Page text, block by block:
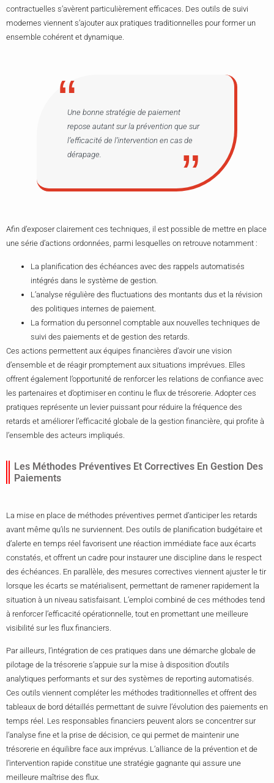
contractuelles s’avèrent particulièrement efficaces. Des outils de suivi
modernes viennent s’ajouter aux pratiques traditionnelles pour former un
ensemble cohérent et dynamique.
Une bonne stratégie de paiement
repose autant sur la prévention que sur
l’efficacité de l’intervention en cas de
dérapage.
Afin d’exposer clairement ces techniques, il est possible de mettre en place
une série d’actions ordonnées, parmi lesquelles on retrouve notamment :
La planification des échéances avec des rappels automatisés
intégrés dans le système de gestion.
L’analyse régulière des fluctuations des montants dus et la révision
des politiques internes de paiement.
La formation du personnel comptable aux nouvelles techniques de
suivi des paiements et de gestion des retards.
Ces actions permettent aux équipes financières d’avoir une vision
d’ensemble et de réagir promptement aux situations imprévues. Elles
offrent également l’opportunité de renforcer les relations de confiance avec
les partenaires et d’optimiser en continu le flux de trésorerie. Adopter ces
pratiques représente un levier puissant pour réduire la fréquence des
retards et améliorer l’efficacité globale de la gestion financière, qui profite à
l’ensemble des acteurs impliqués.
Les Méthodes Préventives Et Correctives En Gestion Des
Paiements
La mise en place de méthodes préventives permet d’anticiper les retards
avant même qu’ils ne surviennent. Des outils de planification budgétaire et
d’alerte en temps réel favorisent une réaction immédiate face aux écarts
constatés, et offrent un cadre pour instaurer une discipline dans le respect
des échéances. En parallèle, des mesures correctives viennent ajuster le tir
lorsque les écarts se matérialisent, permettant de ramener rapidement la
situation à un niveau satisfaisant. L’emploi combiné de ces méthodes tend
à renforcer l’efficacité opérationnelle, tout en promettant une meilleure
visibilité sur les flux financiers.
Par ailleurs, l’intégration de ces pratiques dans une démarche globale de
pilotage de la trésorerie s’appuie sur la mise à disposition d’outils
analytiques performants et sur des systèmes de reporting automatisés.
Ces outils viennent compléter les méthodes traditionnelles et offrent des
tableaux de bord détaillés permettant de suivre l’évolution des paiements en
temps réel. Les responsables financiers peuvent alors se concentrer sur
l’analyse fine et la prise de décision, ce qui permet de maintenir une
trésorerie en équilibre face aux imprévus. L’alliance de la prévention et de
l’intervention rapide constitue une stratégie gagnante qui assure une
meilleure maîtrise des flux.